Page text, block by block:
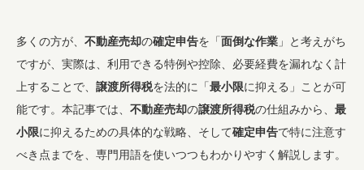
多くの方が、 不動産売却の確定申告を「面倒な作業 」と考えがち
ですが、実際は、利用できる特例や控除、必要経費を漏れなく計
上することで、 譲渡所得税を法的に「最小限に抑える」ことが可
能です。本記事では、 不動産売却の譲渡所得税の仕組みから、 最
小限に抑えるための具体的な戦略、そして確定申告で特に注意す
べき点までを、専門用語を使いつつもわかりやすく解説します。